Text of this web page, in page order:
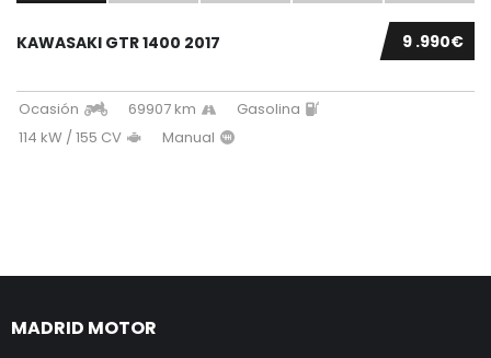
9 .990€
KAWASAKI GTR 1400 2017
Ocasión 69907 km
Gasolina
114 kW / 155 CV
Manual
MADRID MOTOR